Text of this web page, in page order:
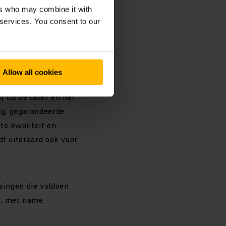
who may combine it with
You consent to our
Allow all cookies
enkele ploeginzet.
tot de lader en het
gegarandeerde
kwaliteit en
uiteraard ook voor
die voldoen
met name